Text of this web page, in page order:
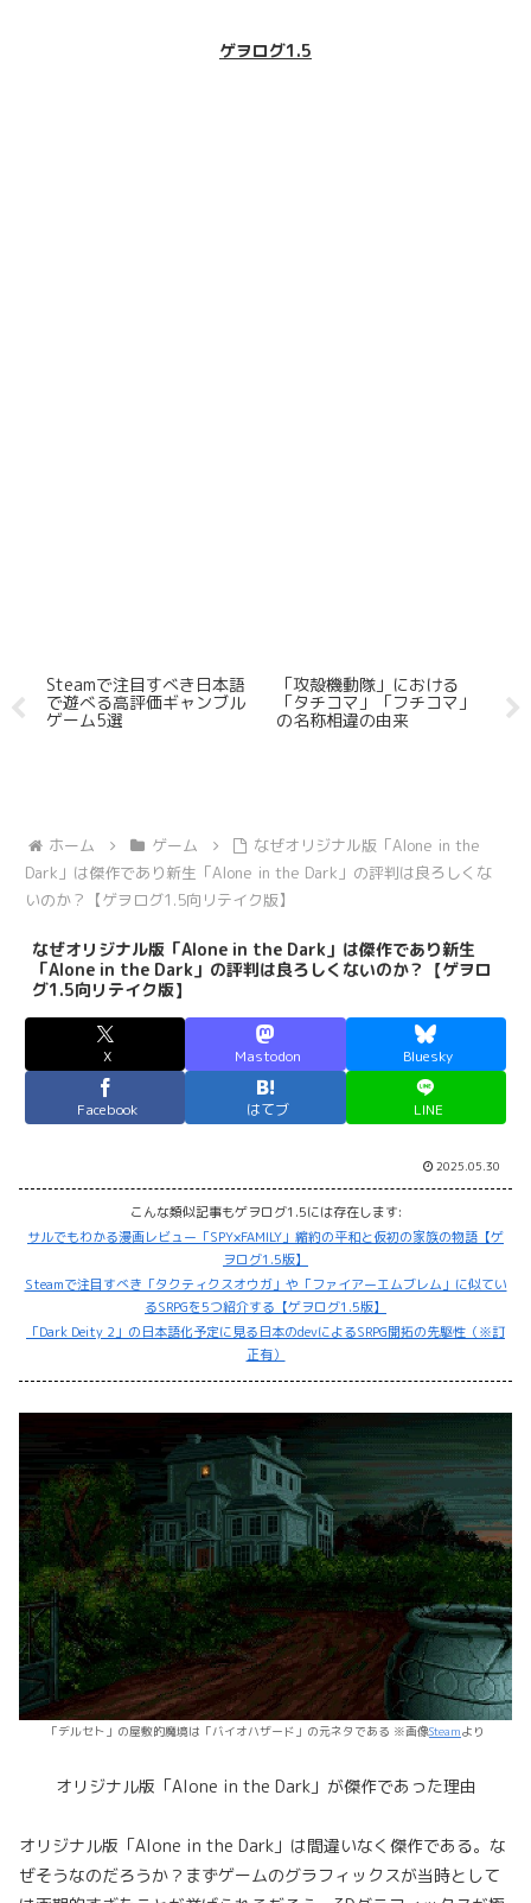
ゲヲログ1.5
Steamで注目すべき日本語
で遊べる高評価ギャンブル
ゲーム5選
「攻殻機動隊」における
「タチコマ」「フチコマ」
の名称相違の由来
「
な
ホーム ゲーム
なぜオリジナル版「Alone in the
Dark」は傑作であり新生「Alone in the Dark」の評判は良ろしくな
いのか？【ゲヲログ1.5向リテイク版】
なぜオリジナル版「Alone in the Dark」は傑作であり新生
「Alone in the Dark」の評判は良ろしくないのか？【ゲヲロ
グ1.5向リテイク版】
X Mastodon Bluesky
Facebook はてブ LINE
2025.05.30
こんな類似記事もゲヲログ1.5には存在します:
サルでもわかる漫画レビュー「SPY×FAMILY」縮約の平和と仮初の家族の物語【ゲ
ヲログ1.5版】
Steamで注目すべき「タクティクスオウガ」や「ファイアーエムブレム」に似てい
るSRPGを5つ紹介する【ゲヲログ1.5版】
「Dark Deity 2」の日本語化予定に見る日本のdevによるSRPG開拓の先駆性（※訂
正有）
「デルセト」の屋敷的魔境は「バイオハザード」の元ネタである ※画像Steamより
オリジナル版「Alone in the Dark」が傑作であった理由
オリジナル版「Alone in the Dark」は間違いなく傑作である。な
ぜそうなのだろうか？まずゲームのグラフィックスが当時として